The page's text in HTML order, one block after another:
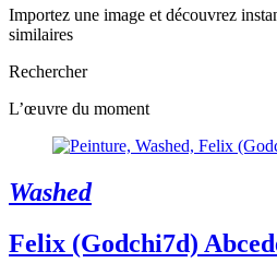
Importez une image et découvrez
similaires
Rechercher
L’œuvre du moment
Washed
Felix (Godchi7d)